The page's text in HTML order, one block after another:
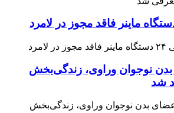
بدن نوجوان وراوی، زندگی‌بخش
شد